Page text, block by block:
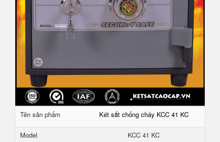
Tên sản phẩm Két sắt chống cháy KCC 41 KC
Model
KCC 41 KC